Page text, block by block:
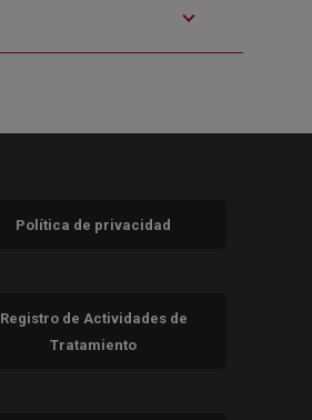
Política de privacidad
Registro de Actividades de
Tratamiento